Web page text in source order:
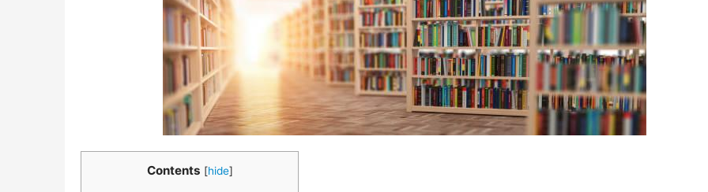
Contents [hide]